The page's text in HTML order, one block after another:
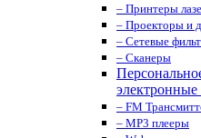
– Принтеры
– Проекторы и
– Сетевые
– Сканеры
электронные
– FM
– MP3 плееры